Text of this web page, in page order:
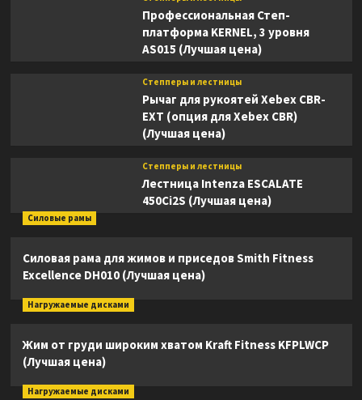
Профессиональная Степ-
платформа KERNEL, 3 уровня
AS015 (Лучшая цена)
Степперы и лестницы
Рычаг для рукоятей Xebex CBR-
EXT (опция для Xebex CBR)
(Лучшая цена)
Степперы и лестницы
Лестница Intenza ESCALATE
450Ci2S (Лучшая цена)
Силовые рамы
Силовая рама для жимов и приседов Smith Fitness
Excellence DH010 (Лучшая цена)
Нагружаемые дисками
Жим от груди широким хватом Kraft Fitness KFPLWCP
(Лучшая цена)
Нагружаемые дисками